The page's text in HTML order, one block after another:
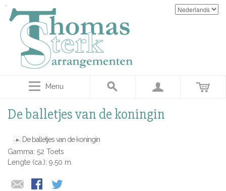
Menu
De balletjes van de koningin
De balletjes van de koningin
Gamma: 52 Toets
Lengte (ca.): 9.50 m.